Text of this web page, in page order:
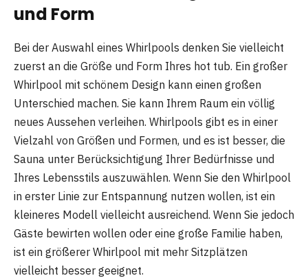
und Form
Bei der Auswahl eines Whirlpools denken Sie vielleicht
zuerst an die Größe und Form Ihres hot tub. Ein großer
Whirlpool mit schönem Design kann einen großen
Unterschied machen. Sie kann Ihrem Raum ein völlig
neues Aussehen verleihen. Whirlpools gibt es in einer
Vielzahl von Größen und Formen, und es ist besser, die
Sauna unter Berücksichtigung Ihrer Bedürfnisse und
Ihres Lebensstils auszuwählen. Wenn Sie den Whirlpool
in erster Linie zur Entspannung nutzen wollen, ist ein
kleineres Modell vielleicht ausreichend. Wenn Sie jedoch
Gäste bewirten wollen oder eine große Familie haben,
ist ein größerer Whirlpool mit mehr Sitzplätzen
vielleicht besser geeignet.